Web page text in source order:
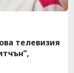
телевизия